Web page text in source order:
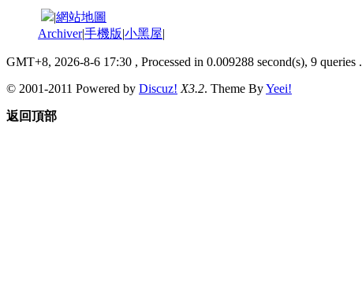
|網站地圖
Archiver|手機版|小黑屋|
GMT+8, 2026-8-6 17:30 , Processed in 0.009288 second(s), 9 queries .
© 2001-2011 Powered by Discuz! X3.2. Theme ByYeei!
返回頂部